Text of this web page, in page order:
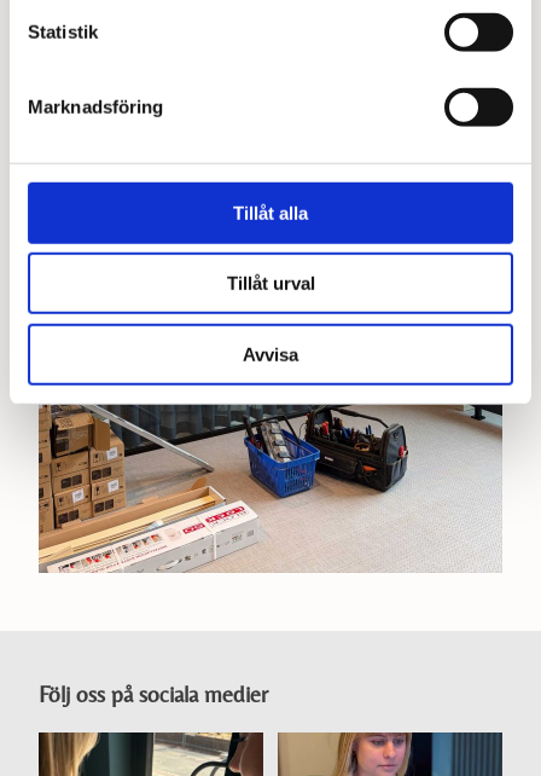
Statistik
Marknadsföring
Tillåt alla
Tillåt urval
Avvisa
Följ oss på sociala medier
🚨 Har du koll på de nya
📊 Mer än siffror. Mer än